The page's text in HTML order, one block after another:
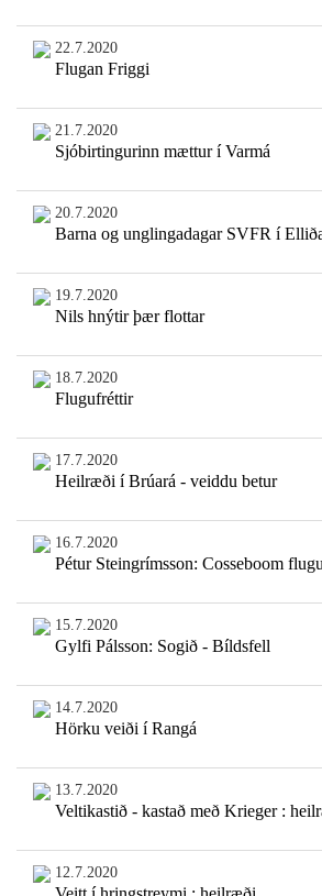
22.7.2020
Flugan Friggi
21.7.2020
Sjóbirtingurinn mættur í Varmá
20.7.2020
Barna og unglingadagar SVFR í
19.7.2020
Nils hnýtir þær flottar
18.7.2020
Flugufréttir
17.7.2020
Heilræði í Brúará - veiddu betur
16.7.2020
Pétur Steingrímsson: Cosseboom
15.7.2020
Gylfi Pálsson: Sogið - Bíldsfell
14.7.2020
Hörku veiði í Rangá
13.7.2020
Veltikastið - kastað með Krieger :
12.7.2020